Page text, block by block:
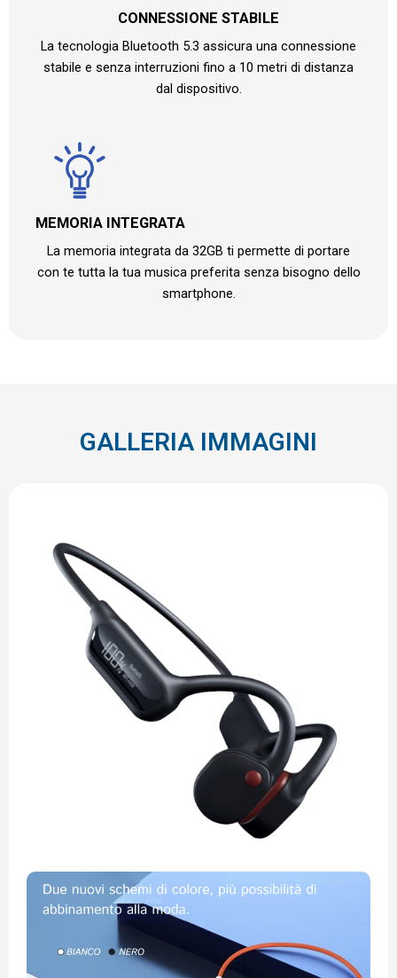
CONNESSIONE STABILE
La tecnologia Bluetooth 5.3 assicura una connessione
stabile e senza interruzioni fino a 10 metri di distanza
dal dispositivo.
MEMORIA INTEGRATA
La memoria integrata da 32GB ti permette di portare
con te tutta la tua musica preferita senza bisogno dello
smartphone.
GALLERIA IMMAGINI